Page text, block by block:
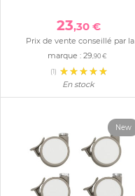
23,30 €
Prix de vente conseillé par la
marque : 29,90 €
(1)
En stock
New